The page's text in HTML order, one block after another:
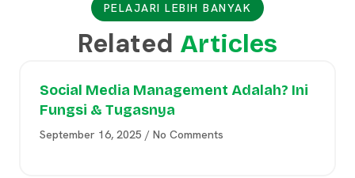
PELAJARI LEBIH BANYAK
Related Articles
Social Media Management Adalah? Ini
Fungsi & Tugasnya
September 16, 2025 No Comments